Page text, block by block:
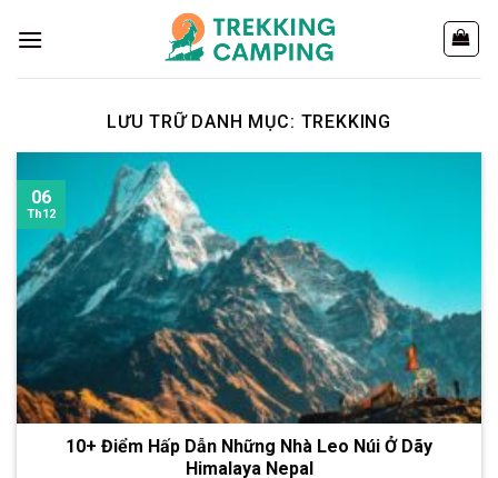
đến
LƯU TRỮ DANH MỤC: TREKKING
10+ Điểm Hấp Dẫn Những Nhà Leo Núi Ở Dãy
Himalaya Nepal
06
Th12